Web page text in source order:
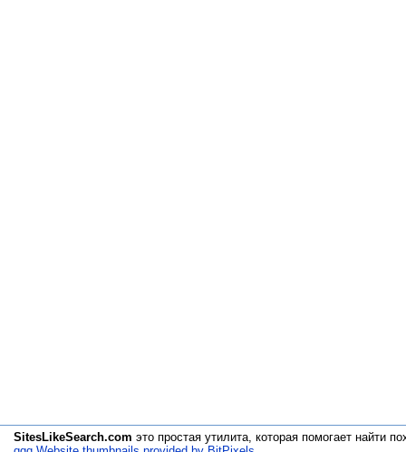
SitesLikeSearch.com это простая утилита, которая помогает найти